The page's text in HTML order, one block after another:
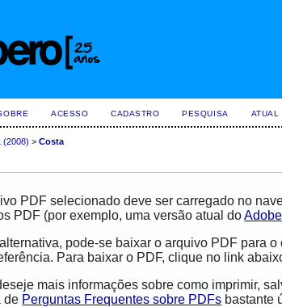
ACESSO CADASTRO PESQUISA ATUAL
(2008) >Costa
PDF selecionado deve ser carregado no
PDF (por exemplo, uma versão atual do
pode-se baixar o arquivo PDF para
Para baixar o PDF, clique no link
mais informações sobre como imprimir,
de Perguntas Frequentes sobre PDFs bastante